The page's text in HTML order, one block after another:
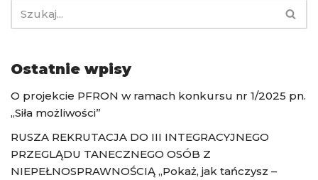
Ostatnie wpisy
O projekcie PFRON w ramach konkursu nr 1/2025 pn.
„Siła możliwości”
RUSZA REKRUTACJA DO III INTEGRACYJNEGO
PRZEGLĄDU TANECZNEGO OSÓB Z
NIEPEŁNOSPRAWNOŚCIĄ „Pokaż, jak tańczysz –